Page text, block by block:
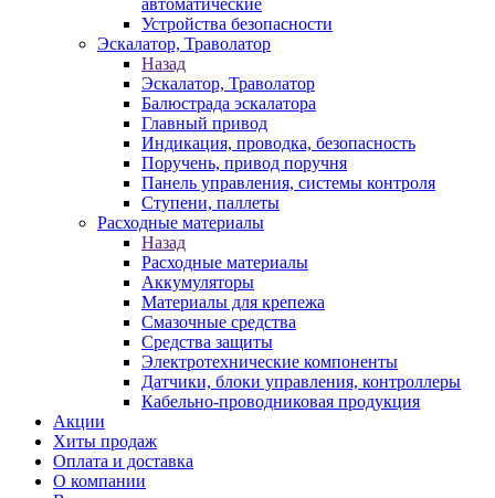
автоматические
Устройства безопасности
Эскалатор, Траволатор
Назад
Эскалатор, Траволатор
Балюстрада эскалатора
Главный привод
Индикация, проводка, безопасность
Поручень, привод поручня
Панель управления, системы контроля
Ступени, паллеты
Расходные материалы
Назад
Расходные материалы
Аккумуляторы
Материалы для крепежа
Смазочные средства
Средства защиты
Электротехнические компоненты
Датчики, блоки управления, контроллеры
Кабельно-проводниковая продукция
Акции
Хиты продаж
Оплата и доставка
О компании